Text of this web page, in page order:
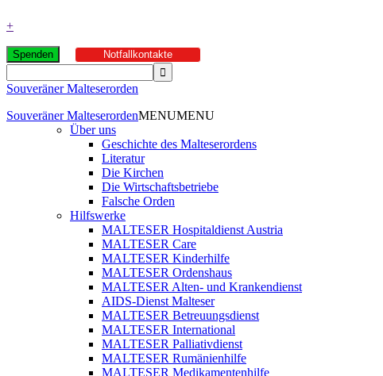
+
Spenden Notfallkontakte
Souveräner Malteserorden
Souveräner MalteserordenMENUMENU
Über uns
Geschichte des Malteserordens
Literatur
Die Kirchen
Die Wirtschaftsbetriebe
Falsche Orden
Hilfswerke
MALTESER Hospitaldienst Austria
MALTESER Care
MALTESER Kinderhilfe
MALTESER Ordenshaus
MALTESER Alten- und Krankendienst
AIDS-Dienst Malteser
MALTESER Betreuungsdienst
MALTESER International
MALTESER Palliativdienst
MALTESER Rumänienhilfe
MALTESER Medikamentenhilfe